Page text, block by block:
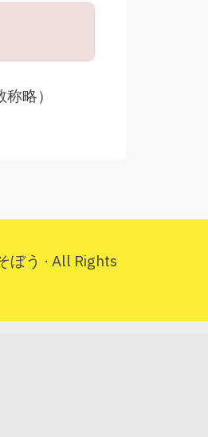
う · All Rights